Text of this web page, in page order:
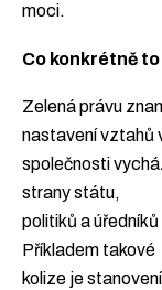
moci.
Co konkrétně
Zelená právu
nastavení vztahů
společnosti
strany státu,
politiků a
Příkladem takové
kolize je